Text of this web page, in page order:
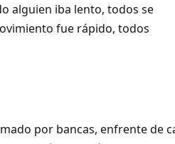
alguien iba lento, todos se
fue rápido, todos
por bancas, enfrente de